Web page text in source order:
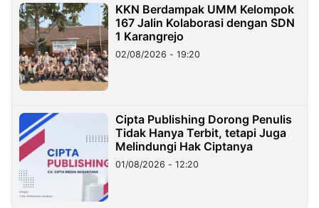
KKN Berdampak UMM Kelompok
167 Jalin Kolaborasi dengan SDN
1 Karangrejo
02/08/2026 - 19:20
Cipta Publishing Dorong Penulis
Tidak Hanya Terbit, tetapi Juga
Melindungi Hak Ciptanya
01/08/2026 - 12:20